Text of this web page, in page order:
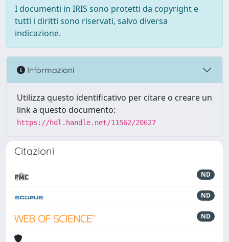
I documenti in IRIS sono protetti da copyright e
tutti i diritti sono riservati, salvo diversa
indicazione.
Informazioni
Utilizza questo identificativo per citare o creare un
link a questo documento:
https://hdl.handle.net/11562/20627
Citazioni
ND
ND
ND